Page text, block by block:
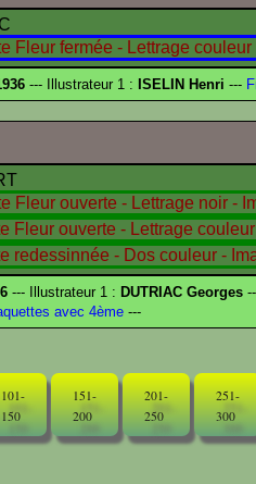
--- Illustrateur 1 : ISELIN Henri ---
--- Illustrateur 1 : DUTRIAC Georges
avec 4ème ---
101-
150
151-
200
201-
250
251-
300